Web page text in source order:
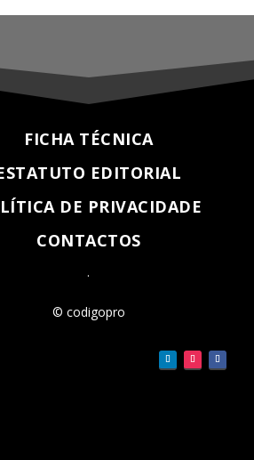
FICHA TÉCNICA
EDITORIAL
DE PRIVACIDADE
CONTACTOS
.
© codigopro